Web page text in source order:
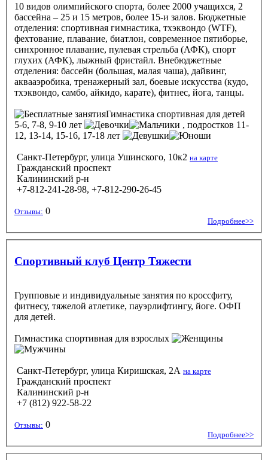
10 видов олимпийского спорта, более 2000 учащихся, 2
бассейна – 25 и 15 метров, более 15-и залов. Бюджетные
отделения: спортивная гимнастика, тхэквондо (WTF),
фехтование, плавание, биатлон, современное пятиборье,
синхронное плавание, пулевая стрельба (АФК), спорт
глухих (АФК), лыжный фристайл. Внебюджетные
отделения: бассейн (большая, малая чаша), дайвинг,
аквааэробика, тренажерный зал, боевые искусства (кудо,
тхэквондо, самбо, айкидо, карате), фитнес, йога, танцы.
Гимнастика спортивная для детей
5-6, 7-8, 9-10 лет
, подростков 11-
12, 13-14, 15-16, 17-18 лет
Санкт-Петербург, улица Ушинского, 10к2 на карте
Гражданский проспект
Калининский р-н
+7-812-241-28-98, +7-812-290-26-45
Отзывы: 0
Подробнее>>
Спортивный клуб Центр Тяжести
Групповые и индивидуальные занятия по кроссфиту,
фитнесу, тяжелой атлетике, пауэрлифтингу, йоге. ОФП
для детей.
Гимнастика спортивная для взрослых
Санкт-Петербург, улица Киришская, 2А на карте
Гражданский проспект
Калининский р-н
+7 (812) 922-58-22
Отзывы: 0
Подробнее>>